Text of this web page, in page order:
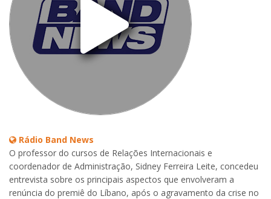
Rádio Band News
O professor do cursos de Relações Internacionais e
coordenador de Administração, Sidney Ferreira Leite, concedeu
entrevista sobre os principais aspectos que envolveram a
renúncia do premiê do Líbano, após o agravamento da crise no